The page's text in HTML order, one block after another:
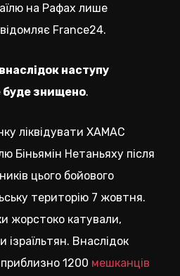
на Рафах лише
France24.
внаслідок наступу
буде знищено.
ліквідувати ХАМАС
Біньямін Нетаньяху після
цього бойового
територію 7 жовтня.
жорстоко катували,
ізраїльтян. Внаслідок
1200 мешканців